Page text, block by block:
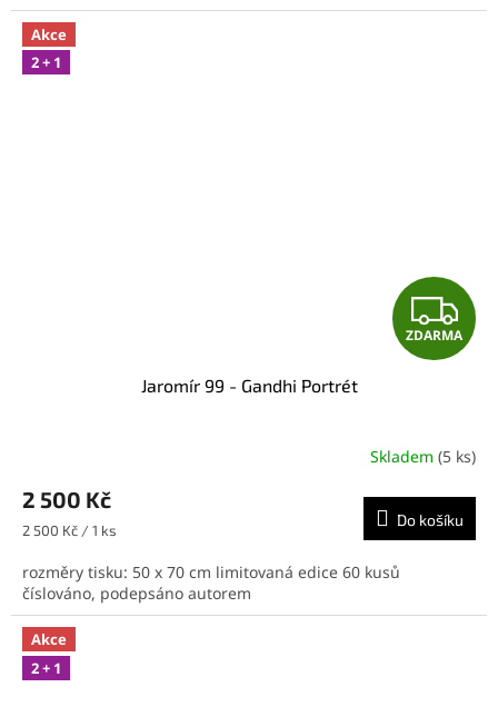
Akce
2 + 1
Z
D
R
M
A
ZDARMA
Jaromír 99 - Gandhi Portrét
Skladem (5 ks)
2 500 Kč
Měrná
2 500 Kč / 1 ks
Do košíku
rozměry tisku: 50 x 70 cm limitovaná edice 60 kusů
číslováno, podepsáno autorem
Akce
2 + 1